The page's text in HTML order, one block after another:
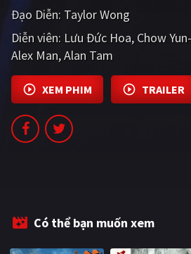
PHIM CHIẾU RẠP
TUYỂN TẬP PHIM
Đạo Diễn: Taylor Wong
Diễn viên: Lưu Đức Hoa Chow
Alex Man Alan Tam
XEM PHIM TRAILER
Có thể bạn muốn xem